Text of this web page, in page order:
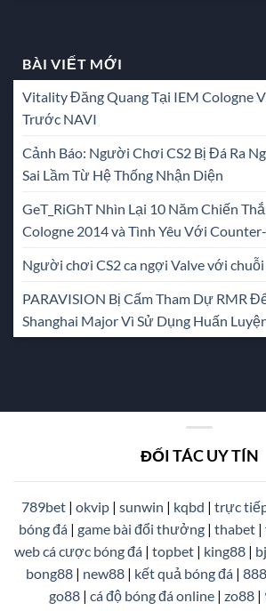
BÀI VIẾT MỚI
Vitality Đăng Quang Tại IEM Cologne
Trước NAVI
Cảnh Báo: Người Chơi CS2 Bị Đá Ra
Sai Lầm Từ Hệ Thống Nhận Diện
GeT_RiGhT Nhìn Lại 10 Năm Chiến
Cologne 2014 và Tình Yêu Với
Người chơi CS2 ca ngợi Valve với
PARAVISION Bị Cấm Tham Dự RMR
Shanghai Major Vì Sử Dụng Huấn
ĐỐI TÁC UY TÍN
789bet| okvip| sunwin | kqbd | trực
bóng đá | game bài đổi thưởng | thabet |
web cá cược bóng đá| topbet| king88|
bong88 | new88 | kết quả bóng đá |
go88 | cá độ bóng đá online | zo88 |